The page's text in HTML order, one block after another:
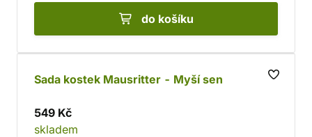
do košíku
Sada kostek Mausritter - Myší sen
549 Kč
skladem